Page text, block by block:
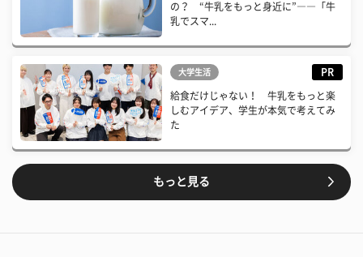
の？ “牛乳をもっと身近に”――「牛
乳でスマ...
大学生活 PR
給食だけじゃない！ 牛乳をもっと楽
しむアイデア、学生が本気で考えてみ
た
もっと見る